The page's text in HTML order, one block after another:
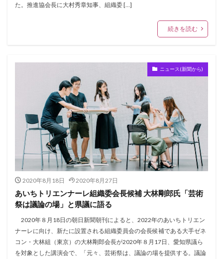
た。推進協会長に大村秀章知事、組織委 […]
続きを読む
ニュース(新聞から)
2020年8月18日 2020年8月27日
あいちトリエンナーレ組織委会長候補 大林剛郎氏「芸術
祭は議論の場」と県議に語る
2020年８月18日の朝日新聞朝刊によると、2022年のあいちトリエン
ナーレに向け、新たに設置される組織委員会の会長候補である大手ゼネ
コン・大林組（東京）の大林剛郎会長が2020年８月17日、愛知県議ら
を対象とした講演会で、「元々、芸術祭は、議論の場を提供する。議論